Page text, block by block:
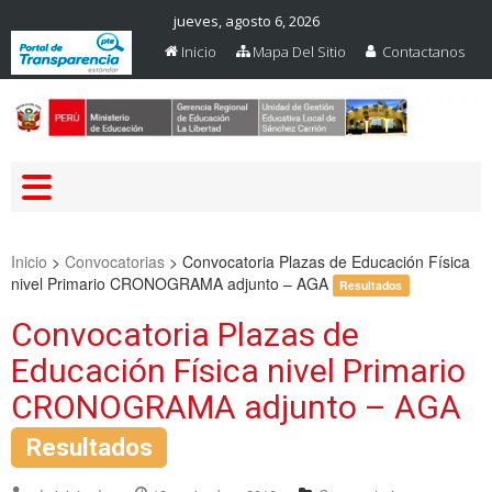
jueves, agosto 6, 2026
Inicio
Mapa Del Sitio Contactanos
Inicio > Convocatorias > Convocatoria Plazas de Educación Física
nivel Primario CRONOGRAMA adjunto – AGA
Resultados
Convocatoria Plazas de
Educación Física nivel Primario
CRONOGRAMA adjunto – AGA
Resultados